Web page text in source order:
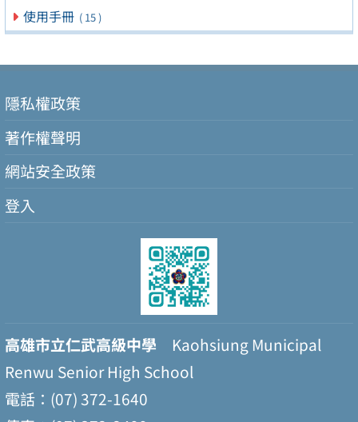
使用手冊 ( 15 )
隱私權政策
著作權聲明
網站安全政策
登入
高雄市立仁武高級中學 Kaohsiung Municipal
Renwu Senior High School
電話：(07) 372-1640